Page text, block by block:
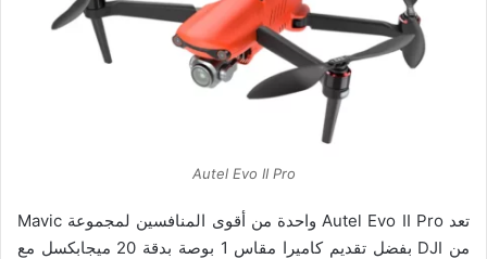
Autel Evo II Pro
تعد Autel Evo II Pro واحدة من أقوى المنافسين لمجموعة Mavic
من DJI بفضل تقديم كاميرا مقاس 1 بوصة بدقة 20 ميجابكسل مع